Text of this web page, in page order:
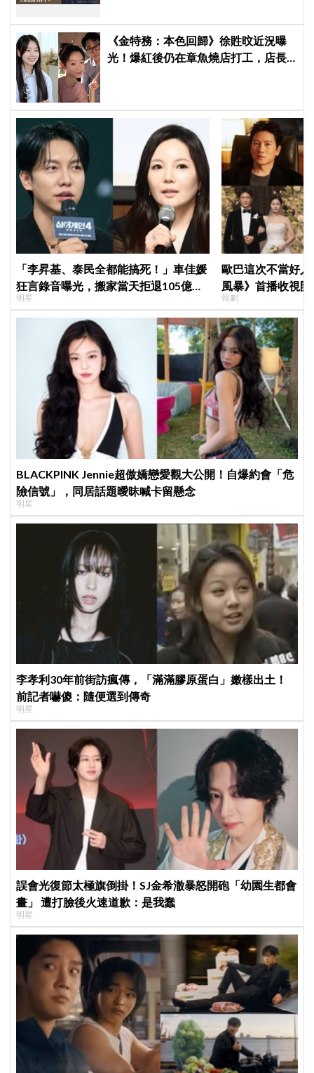
《金特務：本色回歸》徐貹旼近況曝
光！爆紅後仍在章魚燒店打工，店長
「李昇基、泰民全都能搞死！」車佳媛
狂言錄音曝光，搬家當天拒退105億保
證金、糾紛再升級
明星
歐巴這次不當好
風暴》首播收視
總裁、豪砸700萬
吻！
韓劇
BLACKPINK Jennie超傲嬌戀愛觀大公開！自爆約會「危
險信號」，同居話題曖昧喊卡留懸念
明星
李孝利30年前街訪瘋傳，「滿滿膠原蛋白」嫩樣出土！
前記者嚇傻：隨便選到傳奇
明星
誤會光復節太極旗倒掛！SJ金希澈暴怒開砲「幼園生都會
畫」 遭打臉後火速道歉：是我蠢
明星